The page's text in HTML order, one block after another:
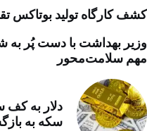
کشف کارگاه تولید بوتاکس
وزیر بهداشت با دست پُر به
مهم سلامت‌محور
دلار به کف
سکه به